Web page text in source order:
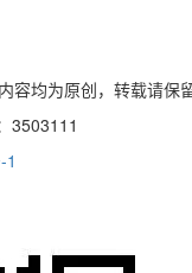
容均为原创，转载请保
3503111
1